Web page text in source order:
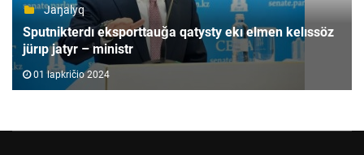
Jaŋalyq
Sputnikterdı eksporttauǧa qatysty ekı elmen kelıssöz
jürıp jatyr – ministr
01 lapkričio 2024